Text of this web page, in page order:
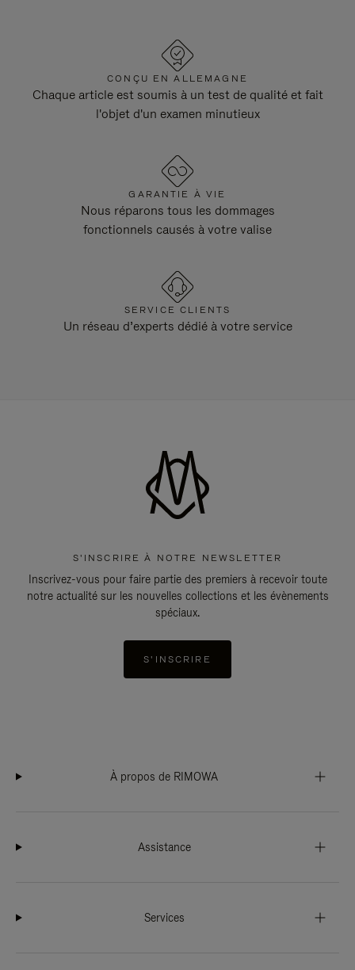
CONÇU EN ALLEMAGNE
Chaque article est soumis à un test de qualité et fait
l'objet d'un examen minutieux
GARANTIE À VIE
Nous réparons tous les dommages
fonctionnels causés à votre valise
SERVICE CLIENTS
Un réseau d’experts dédié à votre service
S'INSCRIRE À NOTRE NEWSLETTER
Inscrivez-vous pour faire partie des premiers à recevoir toute
notre actualité sur les nouvelles collections et les évènements
spéciaux.
S'INSCRIRE
À propos de RIMOWA
Assistance
Services